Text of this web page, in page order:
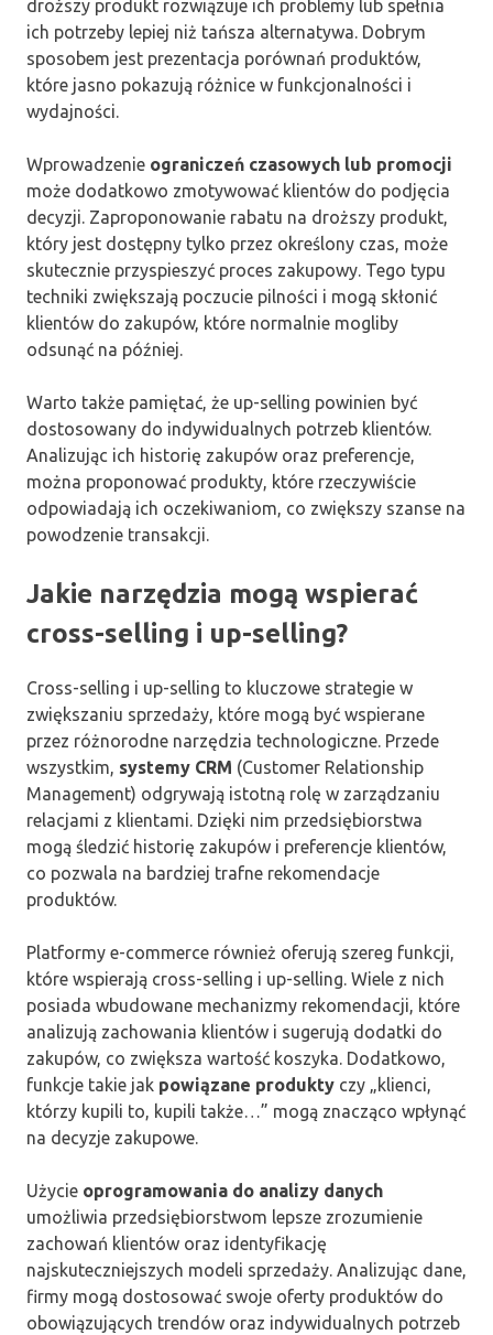
droższy produkt rozwiązuje ich problemy lub spełnia
ich potrzeby lepiej niż tańsza alternatywa. Dobrym
sposobem jest prezentacja porównań produktów,
które jasno pokazują różnice w funkcjonalności i
wydajności.
Wprowadzenie ograniczeń czasowych lub promocji
może dodatkowo zmotywować klientów do podjęcia
decyzji. Zaproponowanie rabatu na droższy produkt,
który jest dostępny tylko przez określony czas, może
skutecznie przyspieszyć proces zakupowy. Tego typu
techniki zwiększają poczucie pilności i mogą skłonić
klientów do zakupów, które normalnie mogliby
odsunąć na później.
Warto także pamiętać, że up-selling powinien być
dostosowany do indywidualnych potrzeb klientów.
Analizując ich historię zakupów oraz preferencje,
można proponować produkty, które rzeczywiście
odpowiadają ich oczekiwaniom, co zwiększy szanse na
powodzenie transakcji.
Jakie narzędzia mogą wspierać
cross-selling i up-selling?
Cross-selling i up-selling to kluczowe strategie w
zwiększaniu sprzedaży, które mogą być wspierane
przez różnorodne narzędzia technologiczne. Przede
wszystkim, systemy CRM (Customer Relationship
Management) odgrywają istotną rolę w zarządzaniu
relacjami z klientami. Dzięki nim przedsiębiorstwa
mogą śledzić historię zakupów i preferencje klientów,
co pozwala na bardziej trafne rekomendacje
produktów.
Platformy e-commerce również oferują szereg funkcji,
które wspierają cross-selling i up-selling. Wiele z nich
posiada wbudowane mechanizmy rekomendacji, które
analizują zachowania klientów i sugerują dodatki do
zakupów, co zwiększa wartość koszyka. Dodatkowo,
funkcje takie jak powiązane produkty czy „klienci,
którzy kupili to, kupili także…” mogą znacząco wpłynąć
na decyzje zakupowe.
Użycie oprogramowania do analizy danych
umożliwia przedsiębiorstwom lepsze zrozumienie
zachowań klientów oraz identyfikację
najskuteczniejszych modeli sprzedaży. Analizując dane,
firmy mogą dostosować swoje oferty produktów do
obowiązujących trendów oraz indywidualnych potrzeb